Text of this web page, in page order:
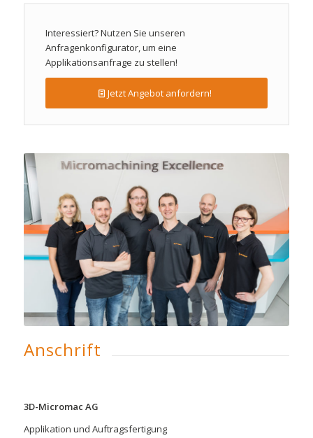
Interessiert? Nutzen Sie unseren
Anfragenkonfigurator, um eine
Applikationsanfrage zu stellen!
Jetzt Angebot anfordern!
Anschrift
3D-Micromac AG
Applikation und Auftragsfertigung